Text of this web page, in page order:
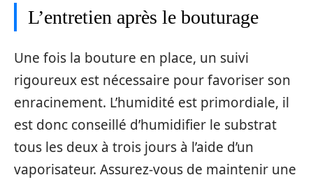
L’entretien après le bouturage
Une fois la bouture en place, un suivi
rigoureux est nécessaire pour favoriser son
enracinement. L’humidité est primordiale, il
est donc conseillé d’humidifier le substrat
tous les deux à trois jours à l’aide d’un
vaporisateur. Assurez-vous de maintenir une